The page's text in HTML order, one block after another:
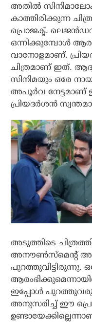
അതില്‍
കാത്തിരിക്കുന്ന
പ്രൊജക്ട്.
ഒന്നിക്കുമ്പോള്‍
വാനോളമാണ്.
ചിത്രമാണ് ഇത്.
സിനിമയും ഒരേ
അപൂര്‍വ നേട്ടമാണ്
പ്രിയദര്‍ശന്‍
അടുത്തിടെ
അനൗണ്‍സ്‌മെന്റ്
പുറത്തുവിട്ടിരുന്നു.
ഇപ്പോള്‍
അനുസരിച്ച് ഈ